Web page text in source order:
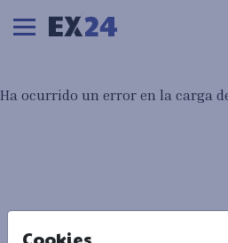
Ha ocurrido un error en la carga
Ha ocurrido un error en la carga